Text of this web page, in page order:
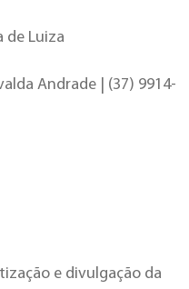
de Luiza
Andrade | (37) 9914-
e divulgação da